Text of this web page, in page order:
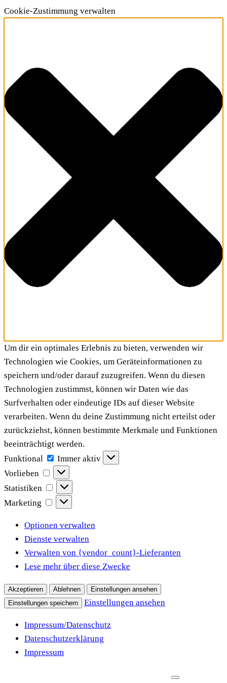
Cookie-Zustimmung verwalten
Um dir ein optimales Erlebnis zu bieten, verwenden wir
Technologien wie Cookies, um Geräteinformationen zu
speichern und/oder darauf zuzugreifen. Wenn du diesen
Technologien zustimmst, können wir Daten wie das
Surfverhalten oder eindeutige IDs auf dieser Website
verarbeiten. Wenn du deine Zustimmung nicht erteilst oder
zurückziehst, können bestimmte Merkmale und Funktionen
beeinträchtigt werden.
Funktional
Funktional
Immer aktiv
Vorlieben
Vorlieben
Statistiken
Statistiken
Marketing
Marketing
Optionen verwalten
Dienste verwalten
Verwalten von {vendor_count}-Lieferanten
Lese mehr über diese Zwecke
Akzeptieren Ablehnen
Einstellungen ansehen
Einstellungen speichern
Einstellungen ansehen
Impressum/Datenschutz
Datenschutzerklärung
Impressum